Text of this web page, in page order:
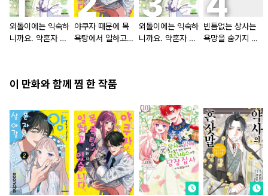
외톨이에는 익숙하
니까요. 약혼자 방
야쿠자 때문에 목
욕탕에서 일하고
외톨이에는 익숙하
니까요. 약혼자 방
빈틈없는 상사는
욕망을 숨기지 않
이 만화와 함께 찜 한 작품